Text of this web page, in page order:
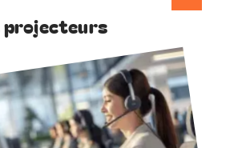
projecteurs